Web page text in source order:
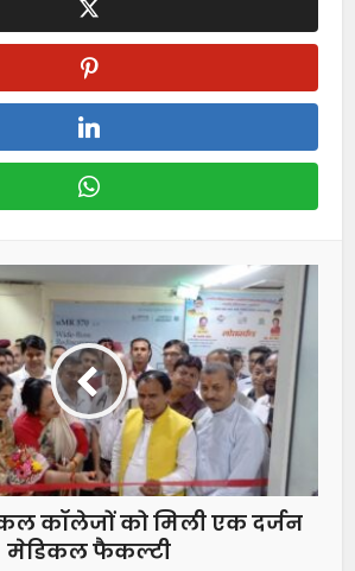
कॉलेजों को मिली एक दर्जन
मेडिकल फैकल्टी